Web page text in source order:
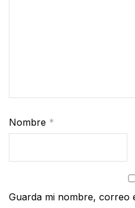
Nombre *
Guarda mi nombre, correo